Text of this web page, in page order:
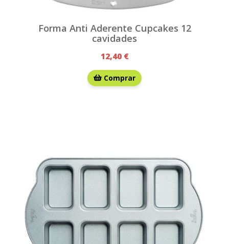
Forma Anti Aderente Cupcakes 12
cavidades
12,40 €
Comprar